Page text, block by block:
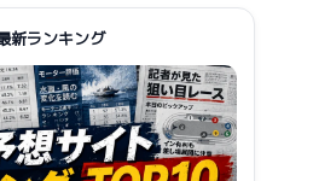
新ランキング